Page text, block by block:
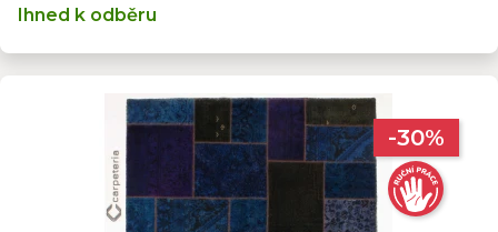
Ihned k odběru
-30%